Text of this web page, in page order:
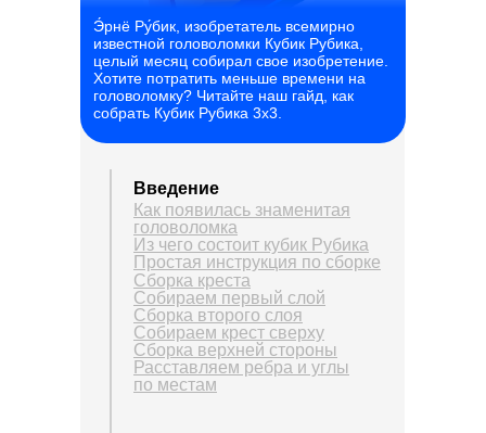
Введение
Как появилась знаменитая
головоломка
Из чего состоит кубик Рубика
Простая инструкция по сборке
Сборка креста
Собираем первый слой
Сборка второго слоя
Собираем крест сверху
Сборка верхней стороны
Расставляем ребра и углы
по местам
Э́рнё Ру́бик, изобретатель всемирно
известной головоломки Кубик Рубика,
целый месяц собирал свое изобретение.
Хотите потратить меньше времени на
головоломку? Читайте наш гайд, как
собрать Кубик Рубика 3х3.